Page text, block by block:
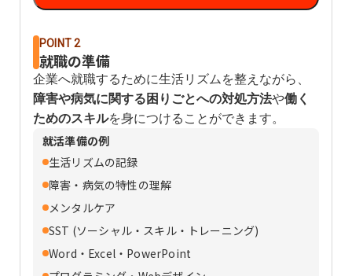
POINT 2
就職の準備
企業へ就職するために生活リズムを整えながら、
障害や病気に関する困りごとへの対処方法や働く
ためのスキルを身につけることができます。
就活準備の例
生活リズムの記録
障害・病気の特性の理解
メンタルケア
SST (ソーシャル・スキル・トレーニング)
Word・Excel・PowerPoint